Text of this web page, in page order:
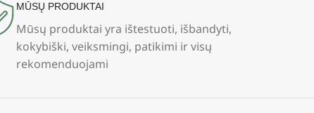
MŪSŲ PRODUKTAI
Mūsų produktai yra ištestuoti, išbandyti,
kokybiški, veiksmingi, patikimi ir visų
rekomenduojami